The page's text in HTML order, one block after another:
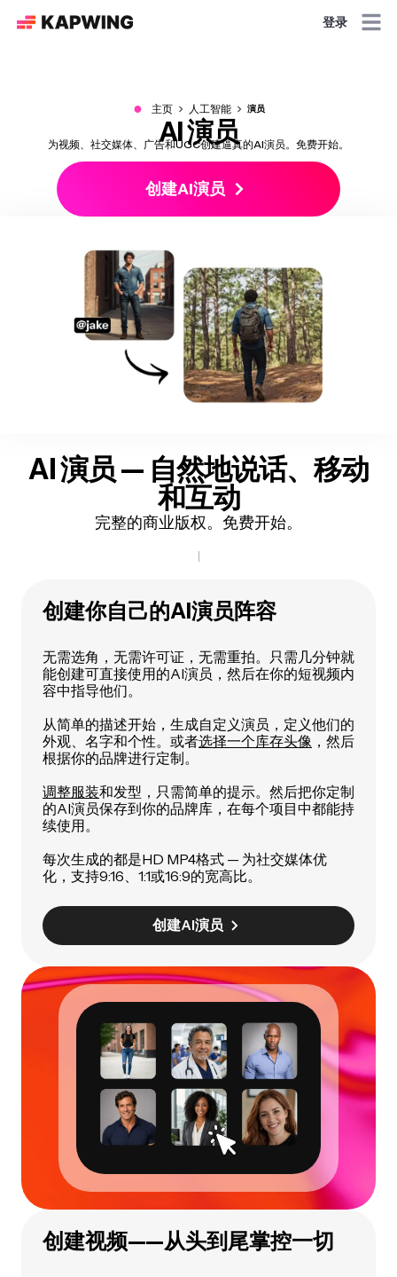
登录
● 主页 人工智能 演员
AI 演员
为视频、社交媒体、广告和UGC创建逼真的AI演员。免费开始。
创建AI演员
AI 演员 — 自然地说话、移动
和互动
完整的商业版权。免费开始。
创建你自己的AI演员阵容
无需选角，无需许可证，无需重拍。只需几分钟就
能创建可直接使用的AI演员，然后在你的短视频内
容中指导他们。
从简单的描述开始，生成自定义演员，定义他们的
外观、名字和个性。或者选择一个库存头像 ，然后
根据你的品牌进行定制。
调整服装和发型，只需简单的提示。然后把你定制
的AI演员保存到你的品牌库，在每个项目中都能持
续使用。
每次生成的都是HD MP4格式 — 为社交媒体优
化，支持9:16、1:1或16:9的宽高比。
创建AI演员
创建视频——从头到尾掌控一切